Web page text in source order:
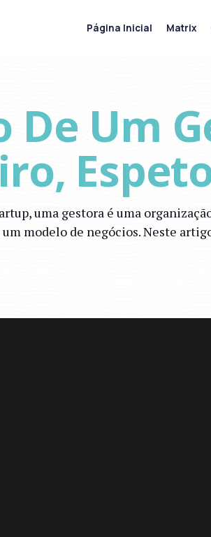
De Um
uma gestora é uma
modelo de negócios. Neste
Página Inicial Matrix